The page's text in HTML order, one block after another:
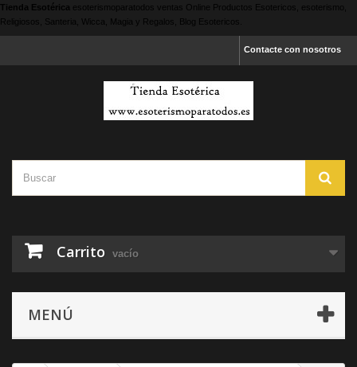
Tienda Esotérica esoterismoparatodos ventas Online Productos Esotericos, esoterismo,
Religiosos, Santeria, Wicca, Magia y Regalos, Blog Esotericos.
Contacte con nosotros
Carrito vacío
MENÚ